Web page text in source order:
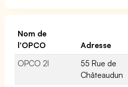
Nom de
l'OPCO
Adresse
OPCO 2I
55 Rue de
Châteaudun